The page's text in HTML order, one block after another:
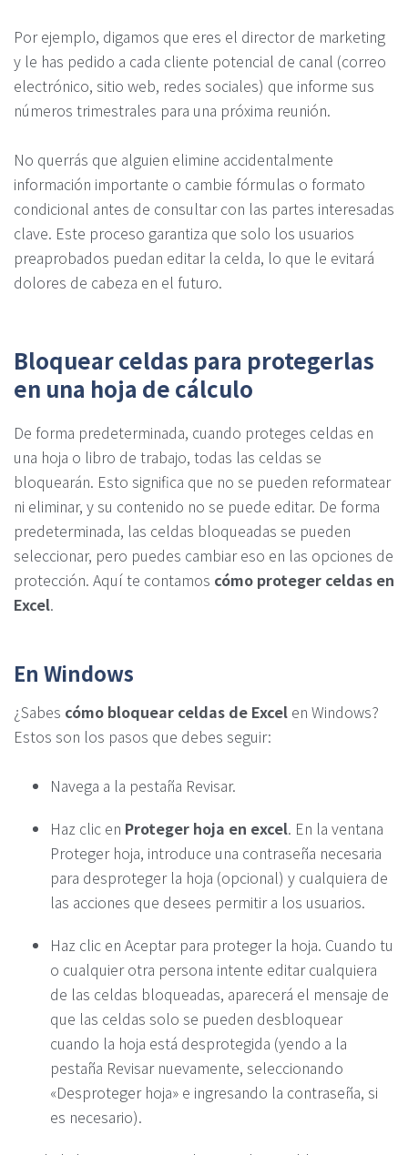
Por ejemplo, digamos que eres el director de marketing
y le has pedido a cada cliente potencial de canal (correo
electrónico, sitio web, redes sociales) que informe sus
números trimestrales para una próxima reunión.
No querrás que alguien elimine accidentalmente
información importante o cambie fórmulas o formato
condicional antes de consultar con las partes interesadas
clave. Este proceso garantiza que solo los usuarios
preaprobados puedan editar la celda, lo que le evitará
dolores de cabeza en el futuro.
Bloquear celdas para protegerlas
en una hoja de cálculo
De forma predeterminada, cuando proteges celdas en
una hoja o libro de trabajo, todas las celdas se
bloquearán. Esto significa que no se pueden reformatear
ni eliminar, y su contenido no se puede editar. De forma
predeterminada, las celdas bloqueadas se pueden
seleccionar, pero puedes cambiar eso en las opciones de
protección. Aquí te contamos cómo proteger celdas en
Excel.
En Windows
¿Sabes cómo bloquear celdas de Excel en Windows?
Estos son los pasos que debes seguir:
Navega a la pestaña Revisar.
Haz clic en Proteger hoja en excel. En la ventana
Proteger hoja, introduce una contraseña necesaria
para desproteger la hoja (opcional) y cualquiera de
las acciones que desees permitir a los usuarios.
Haz clic en Aceptar para proteger la hoja. Cuando tu
o cualquier otra persona intente editar cualquiera
de las celdas bloqueadas, aparecerá el mensaje de
que las celdas solo se pueden desbloquear
cuando la hoja está desprotegida (yendo a la
pestaña Revisar nuevamente, seleccionando
«Desproteger hoja» e ingresando la contraseña, si
es necesario).